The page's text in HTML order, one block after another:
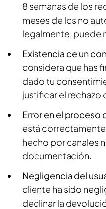
8 semanas de los
meses de los no
legalmente, puede
Existencia de un
considera que has
dado tu
justificar el rechazo
Error en el proceso
está
hecho por canales
documentación.
Negligencia del
cliente ha sido
declinar la